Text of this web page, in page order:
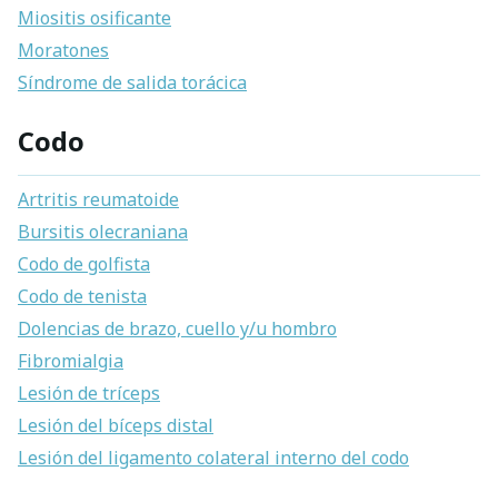
Miositis osificante
Moratones
Síndrome de salida torácica
Codo
Artritis reumatoide
Bursitis olecraniana
Codo de golfista
Codo de tenista
Dolencias de brazo, cuello y/u hombro
Fibromialgia
Lesión de tríceps
Lesión del bíceps distal
Lesión del ligamento colateral interno del codo